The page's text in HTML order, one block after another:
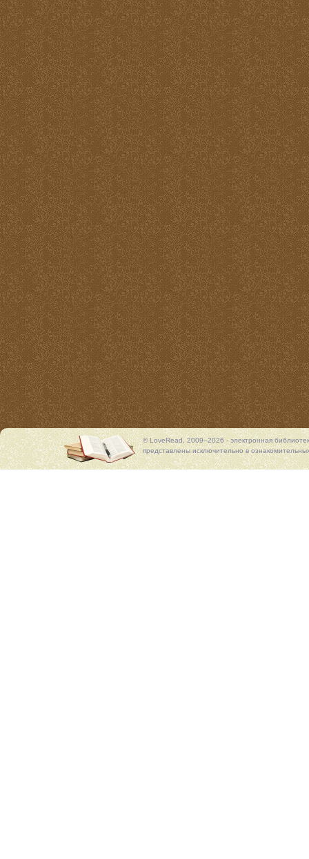
© LoveRead, 2009–2026 - электронная
представлены исключительно в